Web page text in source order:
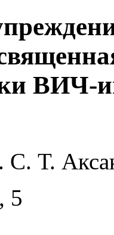
ВИЧ-
С. Т.
5